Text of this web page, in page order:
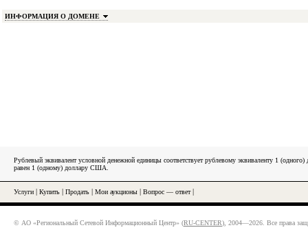
ИНФОРМАЦИЯ О ДОМЕНЕ
Рублевый эквивалент условной денежной единицы соответствует рублевому эквиваленту 1
равен 1 (одному) доллару США.
Услуги Купить Продать Мои аукционы Вопрос — ответ|
© АО «Региональный Сетевой Информационный Центр» (RU-CENTER), 2004—2026. Все права